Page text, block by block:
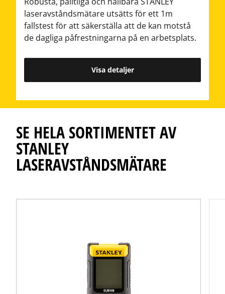
laseravståndsmätare utsätts för ett 1m
fallstest för att säkerställa att de kan motstå
de dagliga påfrestningarna på en arbetsplats.
Visa detaljer
SE HELA SORTIMENTET AV
STANLEY
LASERAVSTÅNDSMÄTARE